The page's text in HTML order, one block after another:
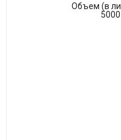
Объем (в
5000